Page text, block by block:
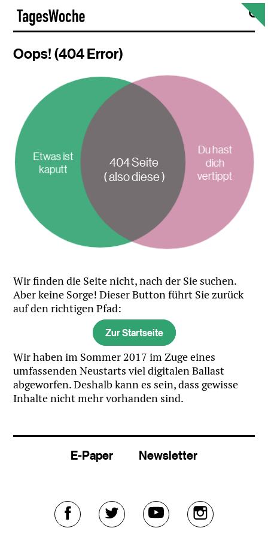
Skip
content
Oops! (404 Error)
Etwas ist
kaputt
404 Seite
( also diese )
Du hast
dich
vertippt
Wir finden die Seite nicht, nach der Sie suchen.
Aber keine Sorge! Dieser Button führt Sie zurück
auf den richtigen Pfad:
Zur Startseite
Wir haben im Sommer 2017 im Zuge eines
umfassenden Neustarts viel digitalen Ballast
abgeworfen. Deshalb kann es sein, dass gewisse
Inhalte nicht mehr vorhanden sind.
E-Paper Newsletter
Externer Externer Externer Externer